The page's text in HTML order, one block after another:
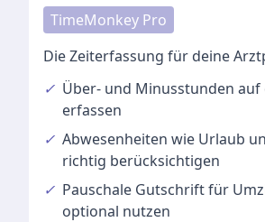
TimeMonkey Pro
Die Zeiterfassung für deine
✓ Über- und Minusstunden auf
erfassen
✓ Abwesenheiten wie Urlaub
richtig berücksichtigen
✓ Pauschale Gutschriftfür
optional nutzen